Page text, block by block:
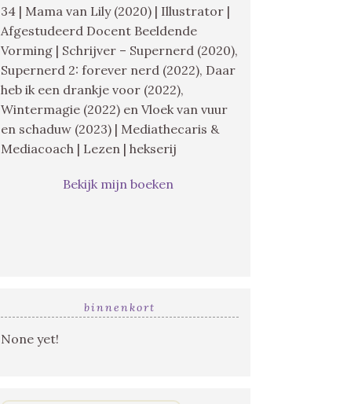
34 | Mama van Lily (2020) | Illustrator |
Afgestudeerd Docent Beeldende
Vorming | Schrijver – Supernerd (2020),
Supernerd 2: forever nerd (2022), Daar
heb ik een drankje voor (2022),
Wintermagie (2022) en Vloek van vuur
en schaduw (2023) | Mediathecaris &
Mediacoach | Lezen | hekserij
Bekijk mijn boeken
binnenkort
None yet!